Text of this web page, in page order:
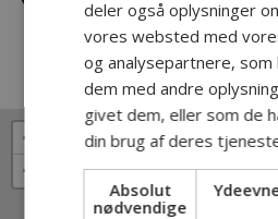
+
−
deler også oplysninger
vores websted med
og analysepartnere, som
dem med andre
givet dem, eller som de
din brug af deres
Absolut
nødvendige